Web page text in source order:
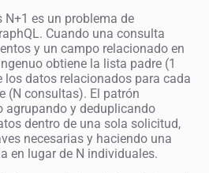
N+1 es un problema de
Cuando una consulta
y un campo relacionado en
obtiene la lista padre (1
datos relacionados para cada
(N consultas). El patrón
agrupando y deduplicando
dentro de una sola solicitud,
necesarias y haciendo una
en lugar de N individuales.